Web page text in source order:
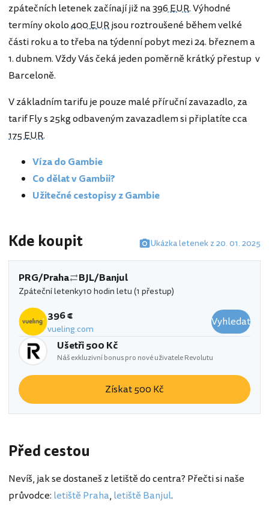
zpátečních letenek začínají již na396 EUR. Výhodné
termíny okolo400 EURjsou roztroušené během velké
části roku a to třeba na týdenní pobyt mezi 24. březnem a
1. dubnem. Vždy Vás čeká jeden poměrně krátký přestup v
Barceloně.
V základním tarifu je pouze malé příruční zavazadlo, za
tarif Fly s 25kg odbaveným zavazadlem si připlatíte cca
175 EUR.
Víza do Gambie
Co dělat v Gambii?
Užitečné cestopisy z Gambie
Kde koupit Ukázka letenek z 20. 01. 2025
PRG/Praha BJL/Banjul
Zpáteční letenky10 hodin letu (1 přestup)
396 €
vueling.com
Vyhledat
Ušetři 500 Kč
Náš exkluzivní bonus pro nové uživatele Revolutu
Získat 500 Kč
Před cestou
Nevíš, jak se dostaneš z letiště do centra? Přečti si naše
průvodce: letiště Praha, letiště Banjul.